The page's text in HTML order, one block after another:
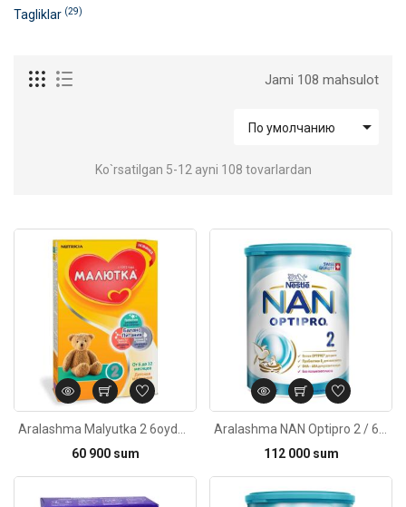
Tagliklar (29)
Jami 108 mahsulot
По умолчанию 
Ko`rsatilgan 5-12 ayni 108 tovarlardan
60 900 sum
Kod: 2208
112 000 sum